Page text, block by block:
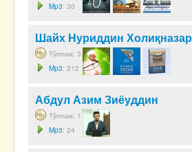
Mp3: 30
Шайх Нуриддин Холиқназар
Тўплам: 3
Mp3: 212
Абдул Азим Зиёуддин
Тўплам: 1
Mp3: 24